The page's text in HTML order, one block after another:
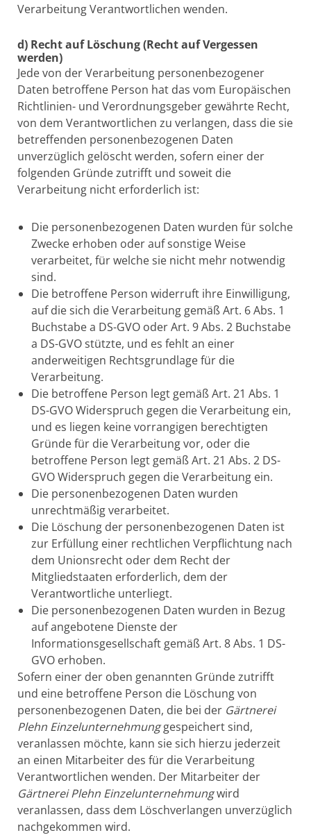
Verarbeitung Verantwortlichen wenden.
d) Recht auf Löschung (Recht auf Vergessen
werden)
Jede von der Verarbeitung personenbezogener
Daten betroffene Person hat das vom Europäischen
Richtlinien- und Verordnungsgeber gewährte Recht,
von dem Verantwortlichen zu verlangen, dass die sie
betreffenden personenbezogenen Daten
unverzüglich gelöscht werden, sofern einer der
folgenden Gründe zutrifft und soweit die
Verarbeitung nicht erforderlich ist:
Die personenbezogenen Daten wurden für solche
Zwecke erhoben oder auf sonstige Weise
verarbeitet, für welche sie nicht mehr notwendig
sind.
Die betroffene Person widerruft ihre Einwilligung,
auf die sich die Verarbeitung gemäß Art. 6 Abs. 1
Buchstabe a DS-GVO oder Art. 9 Abs. 2 Buchstabe
a DS-GVO stützte, und es fehlt an einer
anderweitigen Rechtsgrundlage für die
Verarbeitung.
Die betroffene Person legt gemäß Art. 21 Abs. 1
DS-GVO Widerspruch gegen die Verarbeitung ein,
und es liegen keine vorrangigen berechtigten
Gründe für die Verarbeitung vor, oder die
betroffene Person legt gemäß Art. 21 Abs. 2 DS-
GVO Widerspruch gegen die Verarbeitung ein.
Die personenbezogenen Daten wurden
unrechtmäßig verarbeitet.
Die Löschung der personenbezogenen Daten ist
zur Erfüllung einer rechtlichen Verpflichtung nach
dem Unionsrecht oder dem Recht der
Mitgliedstaaten erforderlich, dem der
Verantwortliche unterliegt.
Die personenbezogenen Daten wurden in Bezug
auf angebotene Dienste der
Informationsgesellschaft gemäß Art. 8 Abs. 1 DS-
GVO erhoben.
Sofern einer der oben genannten Gründe zutrifft
und eine betroffene Person die Löschung von
personenbezogenen Daten, die bei der Gärtnerei
Plehn Einzelunternehmunggespeichert sind,
veranlassen möchte, kann sie sich hierzu jederzeit
an einen Mitarbeiter des für die Verarbeitung
Verantwortlichen wenden. Der Mitarbeiter der
Gärtnerei Plehn Einzelunternehmungwird
veranlassen, dass dem Löschverlangen unverzüglich
nachgekommen wird.